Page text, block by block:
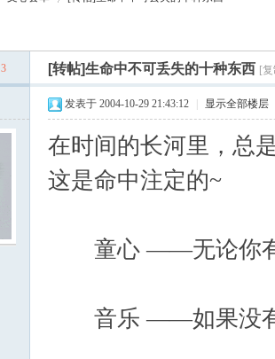
›
3 [转帖]生命中不可丢失的十种东西 [
发表于 2004-10-29 21:43:12 显示全部楼层
在时间的长河里，总
这是命中注定的~
童心 ——无论你有
音乐 ——如果没有